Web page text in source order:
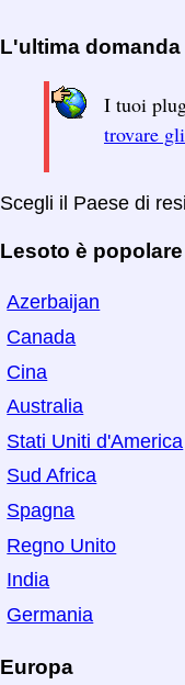
L'ultima domanda
I tuoi
trovare
Scegli il Paese di
Lesoto è
Azerbaijan
Canada
Cina
Australia
Stati Uniti d'America
Sud Africa
Spagna
Regno Unito
India
Germania
Europa